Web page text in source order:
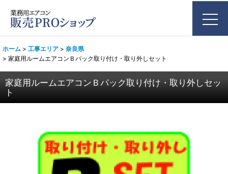
ホーム > 工事エリア > 奈良県
> 家庭用ルームエアコンＢパック取り付け・取り外しセット
家庭用ルームエアコンＢパック取り付け・取り外しセッ
ト